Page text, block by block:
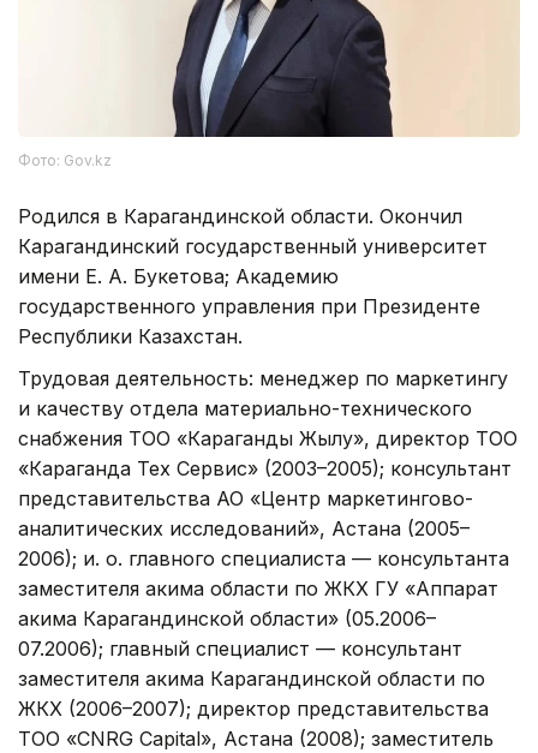
Фото: Gov.kz
Родился в Карагандинской области. Окончил
Карагандинский государственный университет
имени Е. А. Букетова; Академию
государственного управления при Президенте
Республики Казахстан.
Трудовая деятельность: менеджер по маркетингу
и качеству отдела материально-технического
снабжения ТОО «Караганды Жылу», директор ТОО
«Караганда Тех Сервис» (2003–2005); консультант
представительства АО «Центр маркетингово-
аналитических исследований», Астана (2005–
2006); и. о. главного специалиста — консультанта
заместителя акима области по ЖКХ ГУ «Аппарат
акима Карагандинской области» (05.2006–
07.2006); главный специалист — консультант
заместителя акима Карагандинской области по
ЖКХ (2006–2007); директор представительства
ТОО «CNRG Capital», Астана (2008); заместитель